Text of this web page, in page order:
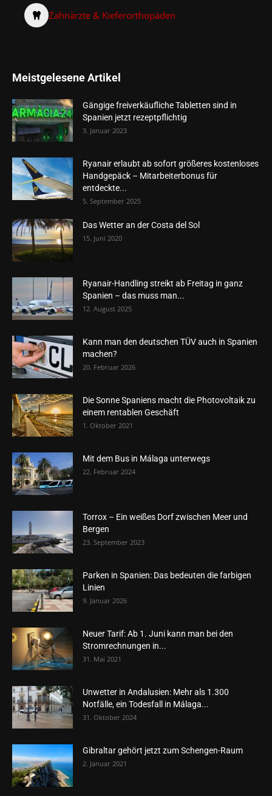
Zahnärzte & Kieferorthopäden
Meistgelesene Artikel
Gängige freiverkäufliche Tabletten sind in
Spanien jetzt rezeptpflichtig
3. Januar 2023
Ryanair erlaubt ab sofort größeres kostenloses
Handgepäck – Mitarbeiterbonus für
entdeckte...
5. September 2025
Das Wetter an der Costa del Sol
15. Juni 2020
Ryanair-Handling streikt ab Freitag in ganz
Spanien – das muss man...
12. August 2025
Kann man den deutschen TÜV auch in Spanien
machen?
20. Februar 2026
Die Sonne Spaniens macht die Photovoltaik zu
einem rentablen Geschäft
1. Oktober 2021
Mit dem Bus in Málaga unterwegs
22. Februar 2024
Torrox – Ein weißes Dorf zwischen Meer und
Bergen
23. September 2023
Parken in Spanien: Das bedeuten die farbigen
Linien
9. Januar 2026
Neuer Tarif: Ab 1. Juni kann man bei den
Stromrechnungen in...
31. Mai 2021
Unwetter in Andalusien: Mehr als 1.300
Notfälle, ein Todesfall in Málaga...
31. Oktober 2024
Gibraltar gehört jetzt zum Schengen-Raum
2. Januar 2021